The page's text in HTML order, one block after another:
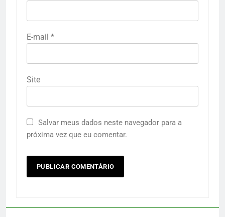
E-mail *
Site
Salvar meus dados neste navegador para a
próxima vez que eu comentar.